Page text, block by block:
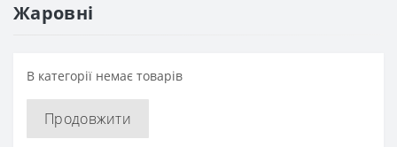
Жаровні
В категорії немає товарів
Продовжити